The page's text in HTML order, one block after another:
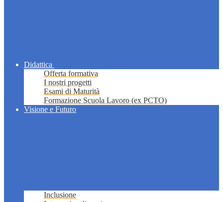
Didattica
Offerta formativa
I nostri progetti
Esami di Maturità
Formazione Scuola Lavoro (ex PCTO)
Visione e Futuro
Inclusione